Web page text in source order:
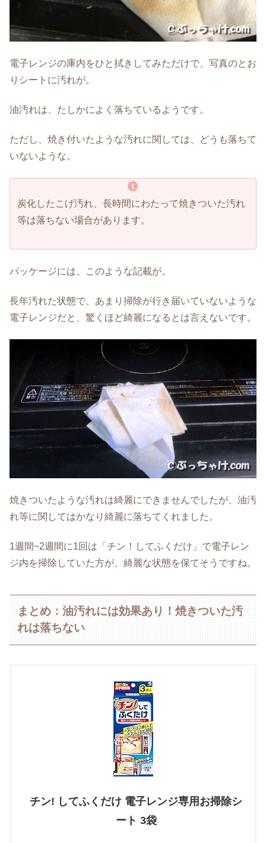
電子レンジの庫内をひと拭きしてみただけで、写真のとお
りシートに汚れが。
油汚れは、たしかによく落ちているようです。
ただし、焼き付いたような汚れに関しては、どうも落ちて
いないような。
炭化したこげ汚れ、長時間にわたって焼きついた汚れ
等は落ちない場合があります。
パッケージには、このような記載が。
長年汚れた状態で、あまり掃除が行き届いていないような
電子レンジだと、驚くほど綺麗になるとは言えないです。
焼きついたような汚れは綺麗にできませんでしたが、油汚
れ等に関してはかなり綺麗に落ちてくれました。
1週間~2週間に1回は「チン！してふくだけ」で電子レン
ジ内を掃除していた方が、綺麗な状態を保てそうですね。
まとめ：油汚れには効果あり！焼きついた汚
れは落ちない
チン! してふくだけ 電子レンジ専用お掃除シ
ート 3袋